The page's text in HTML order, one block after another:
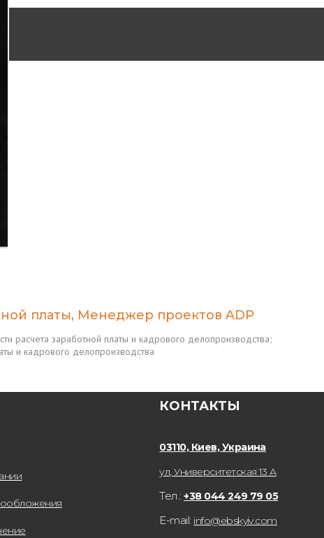
платы, Менеджер проектов ADP
расчета заработной платы и кадрового делопроизводства;
и кадрового делопроизводства
КОНТАКТЫ
03110, Киев, Украина
ул, Университетская 13 А
Тел.:+38 044 249 79 05
E-mail: info@ebskyiv.com